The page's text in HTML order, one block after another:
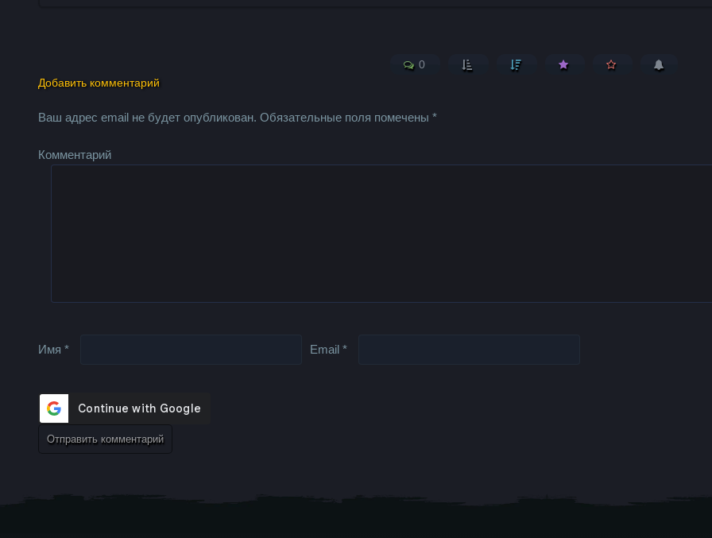
0
Добавить комментарий
Ваш адрес email не будет опубликован. Обязательные поля помечены*
Комментарий
Имя* Email*